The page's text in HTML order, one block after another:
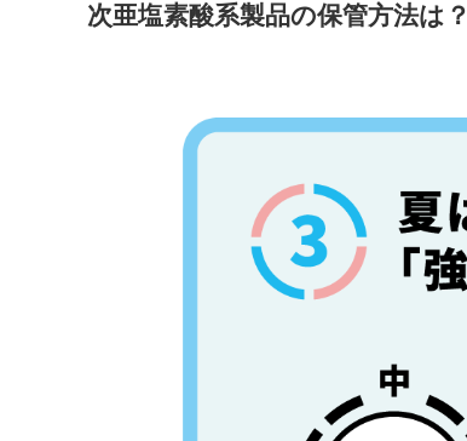
次亜塩素酸系製品の保管方法は？